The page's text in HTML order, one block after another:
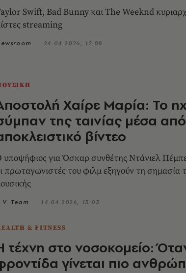
Swift, Bad Bunny και The Weeknd
streaming
24.04.2026, 12:08
Χαίρε Μαρία: Το
της ταινίας μέσα
βίντεο
υποψήφιος για Όσκαρ συνθέτης Ντάνιελ
πρωταγωνιστές του φιλμ εξηγούν τη σημασία
Team 14.04.2026, 13:03
& FITNESS
τέχνη στο νοσοκομείο:
γίνεται πιο